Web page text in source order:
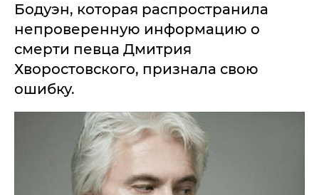
Бодуэн, которая распространила
непроверенную информацию о
смерти певца Дмитрия
Хворостовского, признала свою
ошибку.